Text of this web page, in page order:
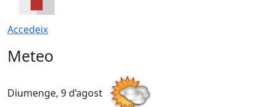
Accedeix
Meteo
Diumenge, 9 d’agost